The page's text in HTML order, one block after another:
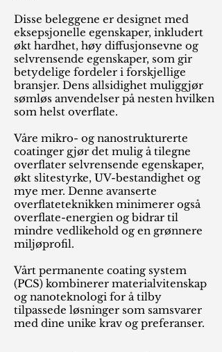
Disse beleggene er designet med
eksepsjonelle egenskaper, inkludert
økt hardhet, høy diffusjonsevne og
selvrensende egenskaper, som gir
betydelige fordeler i forskjellige
bransjer. Dens allsidighet muliggjør
sømløs anvendelser på nesten hvilken
som helst overflate.
Våre mikro- og nanostrukturerte
coatinger gjør det mulig å tilegne
overflater selvrensende egenskaper,
økt slitestyrke, UV-bestandighet og
mye mer. Denne avanserte
overflateteknikken minimerer også
overflate-energien og bidrar til
mindre vedlikehold og en grønnere
miljøprofil.
Vårt permanente coating system
(PCS) kombinerer materialvitenskap
og nanoteknologi for å tilby
tilpassede løsninger som samsvarer
med dine unike krav og preferanser.